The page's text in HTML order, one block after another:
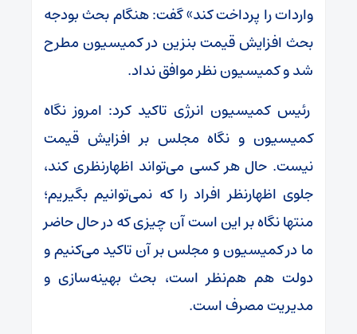
واردات را پرداخت کند» گفت: هنگام بحث بودجه
بحث افزایش قیمت بنزین در کمیسیون مطرح
شد و کمیسیون نظر موافق نداد.
رئیس کمیسیون انرژی تاکید کرد: امروز نگاه
کمیسیون و نگاه مجلس بر افزایش قیمت
نیست. حال هر کسی می‌تواند اظهارنظری کند،
جلوی اظهارنظر افراد را که نمی‌توانیم بگیریم؛
منتها نگاه بر این است آن چیزی که در حال حاضر
ما در کمیسیون و مجلس بر آن تاکید می‌کنیم و
دولت هم هم‌نظر است، بحث بهینه‌سازی و
مدیریت مصرف است.